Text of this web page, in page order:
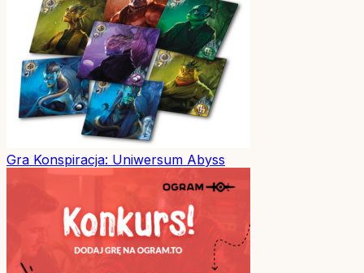
Gra Konspiracja: Uniwersum Abyss